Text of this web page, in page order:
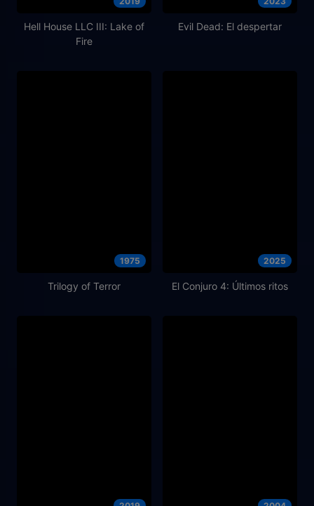
Hell House LLC III: Lake of
Fire
Evil Dead: El despertar
1975
Trilogy of Terror
2025
El Conjuro 4: Últimos ritos